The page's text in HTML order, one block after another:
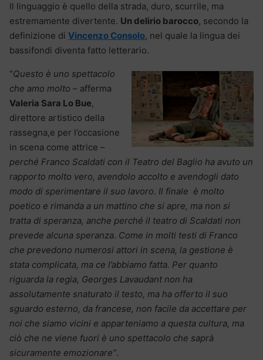
Il linguaggio è quello della strada, duro, scurrile, ma
estremamente divertente. Un delirio barocco, secondo la
definizione di Vincenzo Consolo, nel quale la lingua dei
bassifondi diventa fatto letterario.
“Questo è uno spettacolo
che amo molto – afferma
Valeria Sara Lo Bue,
direttore artistico della
rassegna,e per l’occasione
in scena come attrice –
perché Franco Scaldati con il Teatro del Baglio ha avuto un
rapporto molto vero, avendolo accolto e avendogli dato
modo di sperimentare il suo lavoro. Il finale è molto
poetico e rimanda a un mattino che si apre, ma non si
tratta di speranza, anche perché il teatro di Scaldati non
prevede alcuna speranza. Come in molti testi di Franco
che prevedono numerosi attori in scena, la gestione è
stata complicata, ma ce l’abbiamo fatta. Per quanto
riguarda la regia, Georges Lavaudant non ha
assolutamente snaturato il testo, ma ha offerto il suo
sguardo esterno, da francese, non facile da accettare per
noi che siamo vicini e apparteniamo a questa cultura, ma
ciò che ne viene fuori è uno spettacolo che saprà
sicuramente emozionare”.